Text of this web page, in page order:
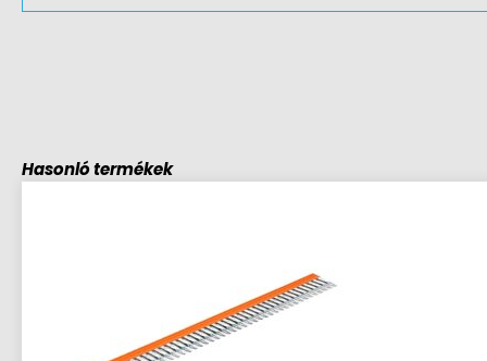
Hasonló termékek